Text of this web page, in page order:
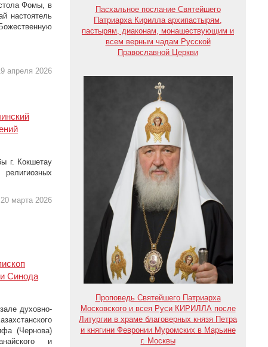
Фомы, в
настоятель
апреля 2026
г. Кокшетау
марта 2026
Синода
духовно-
(Чернова)
и
Пасхальное послание Святейшего
Патриарха Кирилла архипастырям,
пастырям, диаконам, монашествующим и
всем верным чадам Русской
Православной Церкви
Проповедь Святейшего Патриарха
Московского и всея Руси КИРИЛЛА после
Литургии в храме благоверных князя Петра
и княгини Февронии Муромских в Марьине
г. Москвы